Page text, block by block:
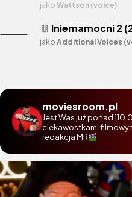
theaters Iniemamocni 2
jako Additional Voices
jako Wattson (voice)
moviesroom.pl
Jest Was już ponad
ciekawostkami
redakcja MR